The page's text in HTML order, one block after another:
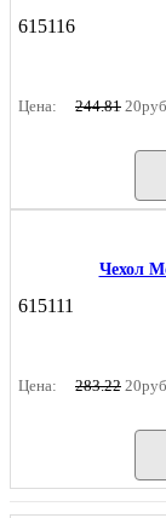
615116
Цена: 244.81 20руб.
Чехол
615111
Цена: 283.22 20руб.